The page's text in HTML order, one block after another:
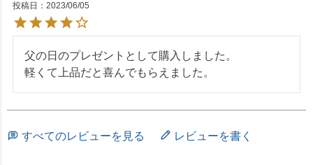
投稿日
2023/06/05
父の日のプレゼントとして購入しました。
軽くて上品だと喜んでもらえました。
すべてのレビューを見る レビューを書く